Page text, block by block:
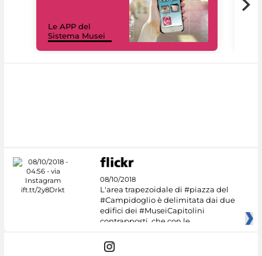
Le APP del
Sistema Musei
08/10/2018
L'area trapezoidale di #piazza del
#Campidoglio è delimitata dai due
edifici dei #MuseiCapitolini
contrapposti, che con le